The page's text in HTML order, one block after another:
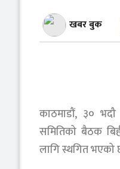
खबर बुक
काठमाडौं, ३०
समितिको बैठक
लागि स्थगित भएको